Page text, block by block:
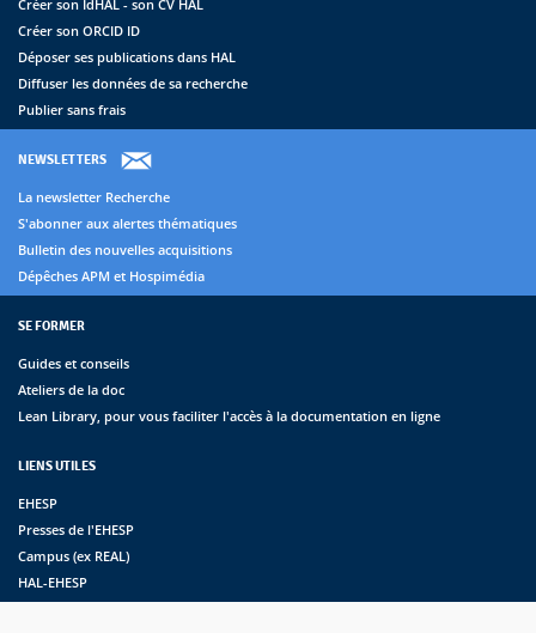
Créer son IdHAL - son CV HAL
Créer son ORCID ID
Déposer ses publications dans HAL
Diffuser les données de sa recherche
Publier sans frais
NEWSLETTERS
La newsletter Recherche
S'abonner aux alertes thématiques
Bulletin des nouvelles acquisitions
Dépêches APM et Hospimédia
SE FORMER
Guides et conseils
Ateliers de la doc
Lean Library, pour vous faciliter l'accès à la documentation en ligne
LIENS UTILES
EHESP
Presses de l'EHESP
Campus (ex REAL)
HAL-EHESP